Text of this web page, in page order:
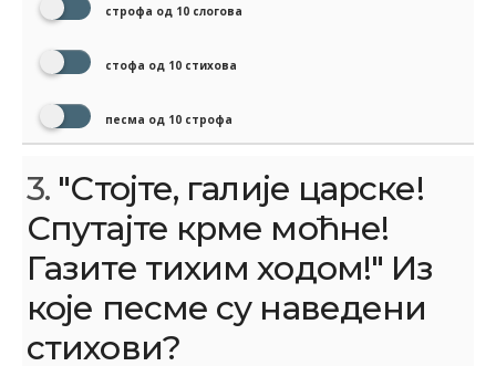
строфа од 10 слогова
стофа од 10 стихова
песма од 10 строфа
3. "Стојте, галије царске!
Спутајте крме моћне!
Газите тихим ходом!" Из
које песме су наведени
стихови?